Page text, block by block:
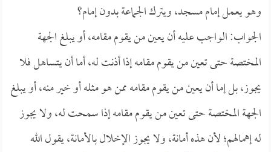
وهو يعمل إمام مسجد، ويترك الجماعة بدون إمام؟
الجواب: الواجب عليه أن يعين من يقوم مقامه، أو يبلغ الجهة
المختصة حتى تعين من يقوم مقامه إذا أذنت له، أما أن يتساهل فلا
يجوز، بل إما أن يعين من يقوم مقامه ممن هو مثله أو خير منه، أو يبلغ
الجهة المختصة حتى تعين من يقوم مقامه إذا سمحت له، ولا يجوز
له إهمالهم؛ لأن هذه أمانة، ولا يجوز الإخلال بالأمانة، يقول الله